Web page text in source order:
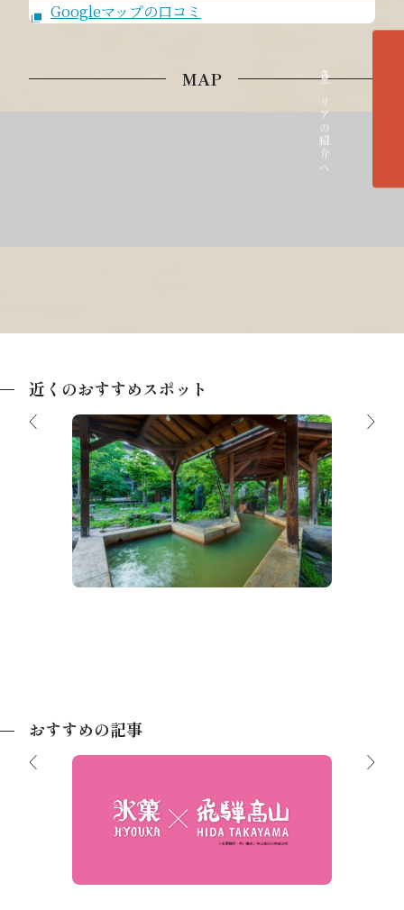
Googleマップの口コミ
MAP
近くのおすすめスポット
平湯温泉足湯
おすすめの記事
氷菓×飛騨高山（TVアニメ「氷菓」の
舞台紹介）
各エリアの紹介へ